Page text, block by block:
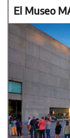
El Museo